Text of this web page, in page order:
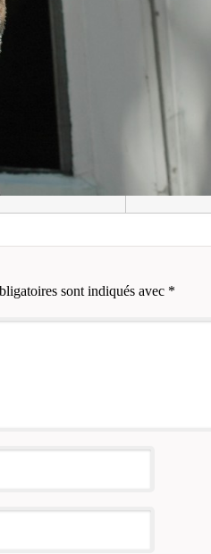
sont indiqués avec *